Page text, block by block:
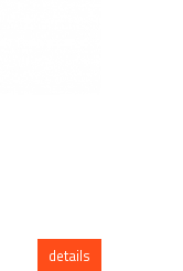
details